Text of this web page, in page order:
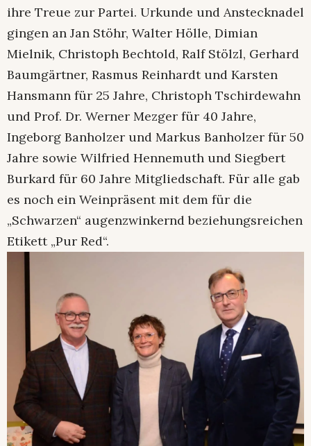
ihre Treue zur Partei. Urkunde und Anstecknadel
gingen an Jan Stöhr, Walter Hölle, Dimian
Mielnik, Christoph Bechtold, Ralf Stölzl, Gerhard
Baumgärtner, Rasmus Reinhardt und Karsten
Hansmann für 25 Jahre, Christoph Tschirdewahn
und Prof. Dr. Werner Mezger für 40 Jahre,
Ingeborg Banholzer und Markus Banholzer für 50
Jahre sowie Wilfried Hennemuth und Siegbert
Burkard für 60 Jahre Mitgliedschaft. Für alle gab
es noch ein Weinpräsent mit dem für die
„Schwarzen“ augenzwinkernd beziehungsreichen
Etikett „Pur Red“.